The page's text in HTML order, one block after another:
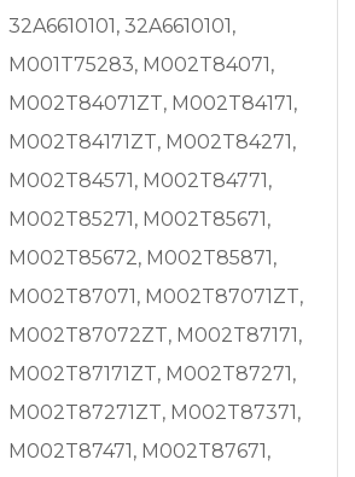
32A6610101, 32A6610101,
M001T75283, M002T84071,
M002T84071ZT, M002T84171,
M002T84171ZT, M002T84271,
M002T84571, M002T84771,
M002T85271, M002T85671,
M002T85672, M002T85871,
M002T87071, M002T87071ZT,
M002T87072ZT, M002T87171,
M002T87171ZT, M002T87271,
M002T87271ZT, M002T87371,
M002T87471, M002T87671,